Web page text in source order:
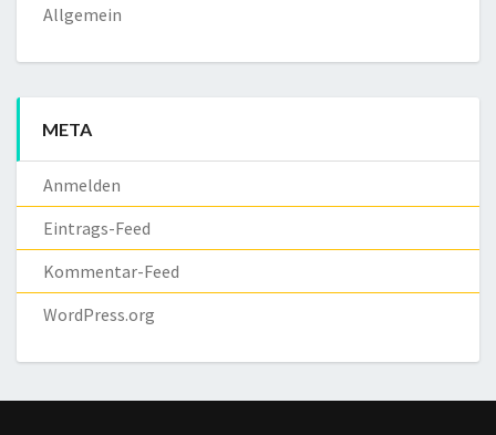
Allgemein
META
Anmelden
Eintrags-Feed
Kommentar-Feed
WordPress.org